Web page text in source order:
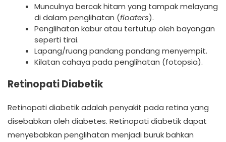
Munculnya bercak hitam yang tampak melayang
di dalam penglihatan (floaters).
Penglihatan kabur atau tertutup oleh bayangan
seperti tirai.
Lapang/ruang pandang pandang menyempit.
Kilatan cahaya pada penglihatan (fotopsia).
Retinopati Diabetik
Retinopati diabetik adalah penyakit pada retina yang
disebabkan oleh diabetes. Retinopati diabetik dapat
menyebabkan penglihatan menjadi buruk bahkan